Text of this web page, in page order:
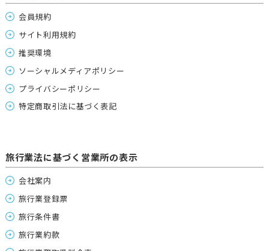
会員規約
サイト利用規約
推奨環境
ソーシャルメディアポリシー
プライバシーポリシー
特定商取引法に基づく表記
旅行業法に基づく営業所の表示
会社案内
旅行業登録票
旅行条件書
旅行業約款